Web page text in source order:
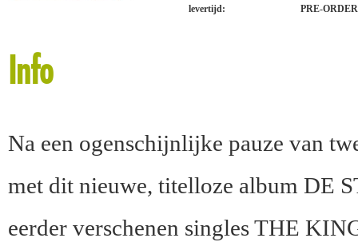
levertijd:
PRE-ORDER
Info
Na een ogenschijnlijke pauze van
met dit nieuwe, titelloze album DE
eerder verschenen singles THE